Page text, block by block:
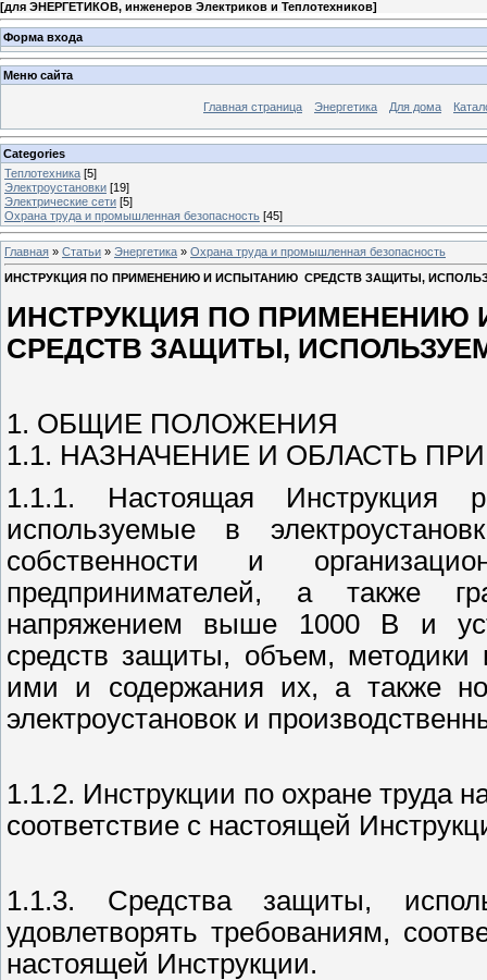
[для ЭНЕРГЕТИКОВ, инженеров Электриков и Теплотехников]
Форма входа
Меню сайта
Главная страница Энергетика Для дома
Categories
Теплотехника [5]
Электроустановки [19]
Электрические сети [5]
Охрана труда и промышленная безопасность [45]
Главная » Статьи » Энергетика » Охрана труда и промышленная безопасность
ИНСТРУКЦИЯ ПО ПРИМЕНЕНИЮ И ИСПЫТАНИЮ СРЕДСТВ ЗАЩИТЫ,
ИНСТРУКЦИЯ ПО
СРЕДСТВ ЗАЩИТЫ,
1. ОБЩИЕ ПОЛОЖЕНИЯ
1.1. НАЗНАЧЕНИЕ И ОБЛАСТЬ
1.1.1. Настоящая Инструкция
используемые в
собственности и
предпринимателей, а также
напряжением выше 1000 В и
средств защиты, объем,
ими и содержания их, а также
электроустановок и
1.1.2. Инструкции по охране труда
соответствие с настоящей
1.1.3. Средства защиты,
удовлетворять требованиям,
настоящей Инструкции.